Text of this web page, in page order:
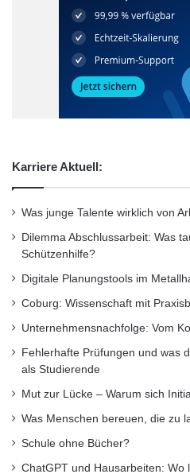
Mädchen und Frauen
und Berufe zu
Mentorinnen dienen
Motivatoren. Sie
organisieren
Aufgabenstellungen
Selbstvertrauen der
An der Hochschule
Fachbereiche: den
Ingenieurwesen mit
Elektrotechnik &
Karriere Aktuell:
Was junge Talente wirklich von
Dilemma Abschlussarbeit: Was
Schützenhilfe?
Digitale Planungstools im
Coburg: Wissenschaft mit
Unternehmensnachfolge: Vom
Fehlerhafte Prüfungen und was
als Studierende
Mut zur Lücke – Warum sich
Was Menschen bereuen, die zu
Schule ohne Bücher?
ChatGPT und Hausarbeiten: Wo